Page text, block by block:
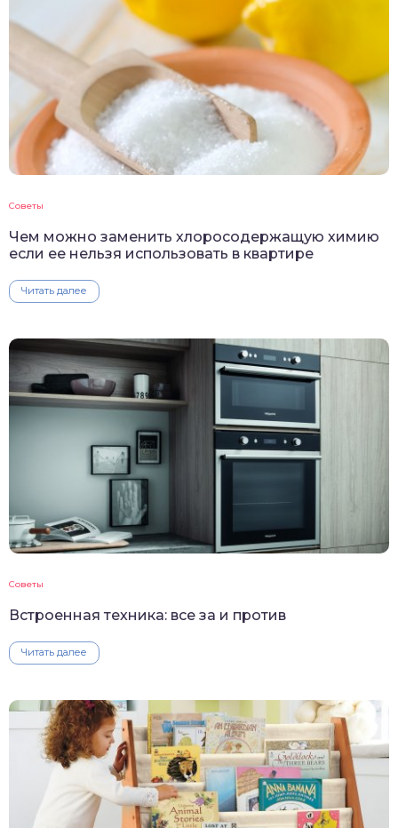
Советы
Чем можно заменить хлоросодержащую химию
если ее нельзя использовать в квартире
Читать далее
Советы
Встроенная техника: все за и против
Читать далее